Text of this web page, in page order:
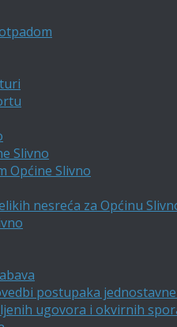
Slivno
Općine Slivno
nesreća za Općinu
postupaka
ugovora i okvirnih